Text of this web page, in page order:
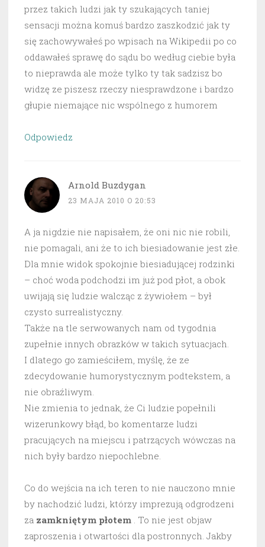
przez takich ludzi jak ty szukających taniej
sensacji można komuś bardzo zaszkodzić jak ty
się zachowywałeś po wpisach na Wikipedii po co
oddawałeś sprawę do sądu bo według ciebie była
to nieprawda ale może tylko ty tak sadzisz bo
widzę ze piszesz rzeczy niesprawdzone i bardzo
głupie niemające nic wspólnego z humorem
Odpowiedz
Arnold Buzdygan
23 MAJA 2010 O 20:53
A ja nigdzie nie napisałem, że oni nic nie robili,
nie pomagali, ani że to ich biesiadowanie jest złe.
Dla mnie widok spokojnie biesiadującej rodzinki
– choć woda podchodzi im już pod płot, a obok
uwijają się ludzie walcząc z żywiołem – był
czysto surrealistyczny.
Także na tle serwowanych nam od tygodnia
zupełnie innych obrazków w takich sytuacjach.
I dlatego go zamieściłem, myślę, że ze
zdecydowanie humorystycznym podtekstem, a
nie obraźliwym.
Nie zmienia to jednak, że Ci ludzie popełnili
wizerunkowy błąd, bo komentarze ludzi
pracujących na miejscu i patrzących wówczas na
nich były bardzo niepochlebne.
Co do wejścia na ich teren to nie nauczono mnie
by nachodzić ludzi, którzy imprezują odgrodzeni
za zamkniętym płotem . To nie jest objaw
zaproszenia i otwartości dla postronnych. Jakby